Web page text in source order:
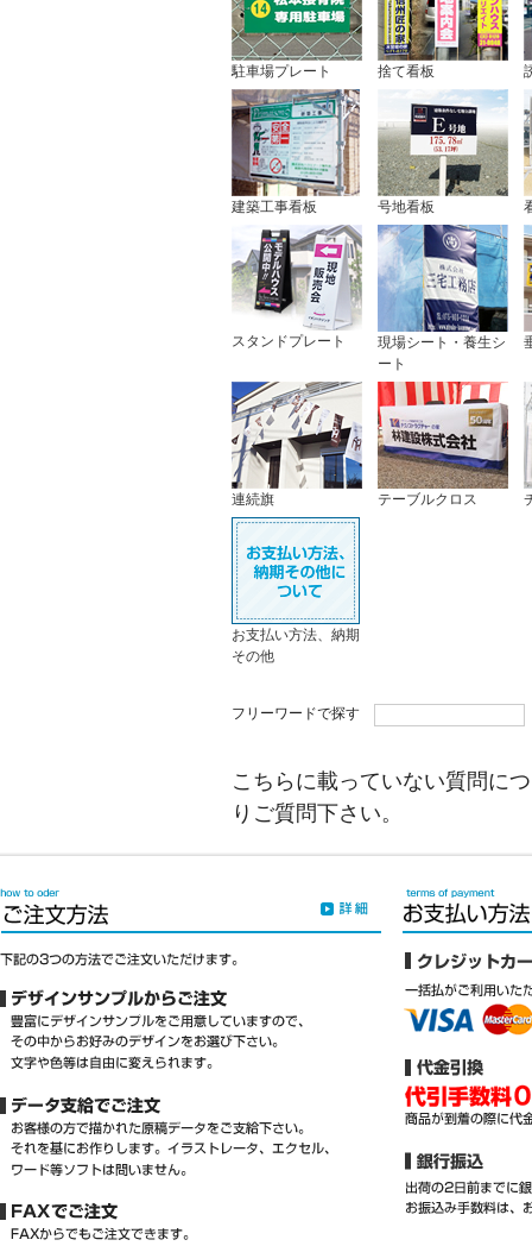
駐車場プレート 捨て看板
建築工事看板 号地看板
スタンドプレート
現場シート・養生シ
ート
連続旗 テーブルクロス
お支払い方法、納期
その他
フリーワードで探す
こちらに載っていない質問に
りご質問下さい。